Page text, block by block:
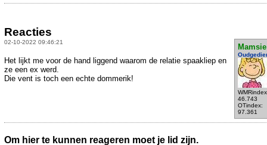
Reacties
02-10-2022 09:46:21
Mamsie
46.743
OTindex:
97.361
Het lijkt me voor de hand liggend waarom de relatie spaakliep en
ze een ex werd.
Die vent is toch een echte dommerik!
Om hier te kunnen reageren moet je lid zijn.